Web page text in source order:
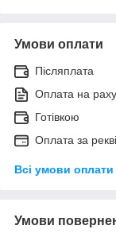
Умови оплати
Післяплата
Оплата на
Готівкою
Оплата за
Всі умови оплати
Умови